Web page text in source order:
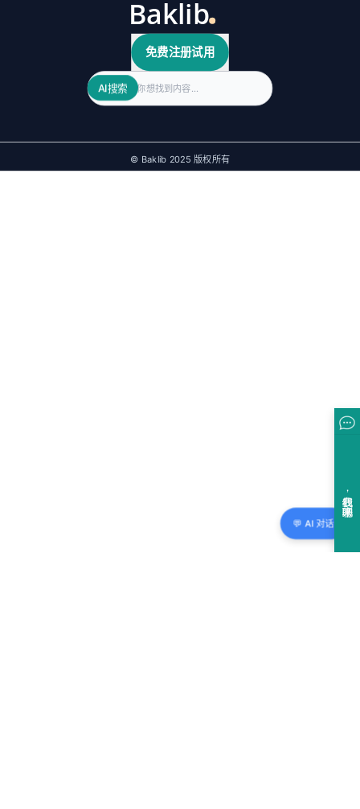
免费注册试用
Search
AI搜索
© Baklib 2025 版权所有
💬 AI 对话